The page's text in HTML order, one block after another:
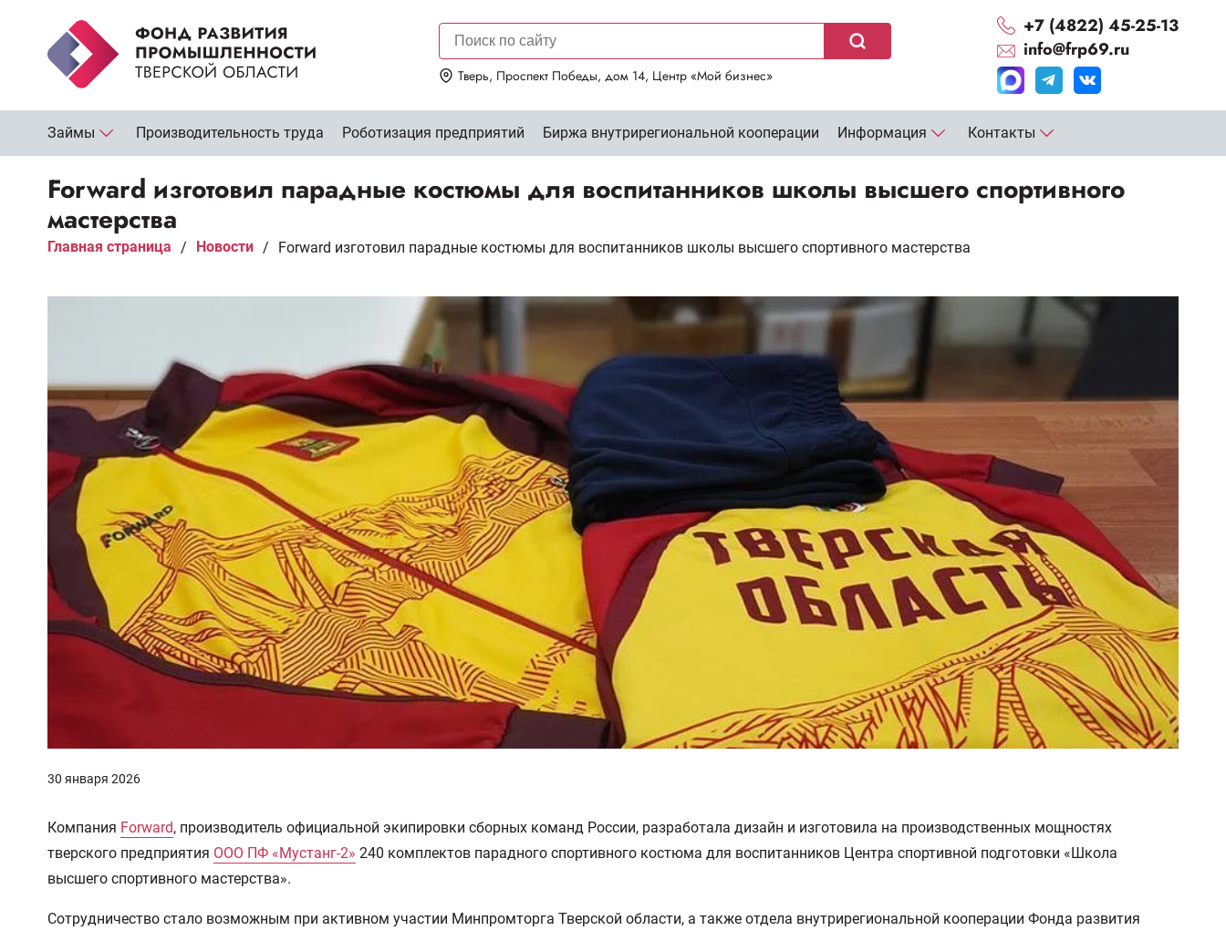
Тверь, Проспект Победы, дом 14, Центр «Мой бизнес»
+7 (4822) 45-25-13
info@frp69.ru
Займы Производительность труда Роботизация предприятий Биржа внутрирегиональной кооперации Информация Контакты
Forward изготовил парадные костюмы для воспитанников школы высшего спортивного
мастерства
Главная страница / Новости / Forward изготовил парадные костюмы для воспитанников школы высшего спортивного мастерства
30 января 2026
Компания Forward, производитель официальной экипировки сборных команд России, разработала дизайн и изготовила на производственных мощностях
тверского предприятия ООО ПФ «Мустанг-2» 240 комплектов парадного спортивного костюма для воспитанников Центра спортивной подготовки «Школа
высшего спортивного мастерства».
Сотрудничество стало возможным при активном участии Минпромторга Тверской области, а также отдела внутрирегиональной кооперации Фонда развития